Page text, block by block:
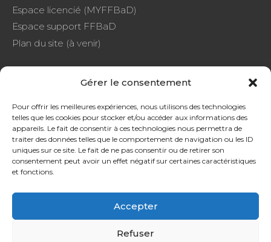
Gérer le consentement
Pour offrir les meilleures expériences, nous utilisons des technologies
telles que les cookies pour stocker et/ou accéder aux informations des
appareils. Le fait de consentir à ces technologies nous permettra de
traiter des données telles que le comportement de navigation ou les ID
uniques sur ce site. Le fait de ne pas consentir ou de retirer son
consentement peut avoir un effet négatif sur certaines caractéristiques
et fonctions.
Accepter
Refuser
Espace licencié (MYFFBaD)
Espace support FFBaD
Plan du site (à venir)
FAQ
CGU
Protection de données
SOURDS ET MALENTENDANTS, CONTACTEZ-NOUS !